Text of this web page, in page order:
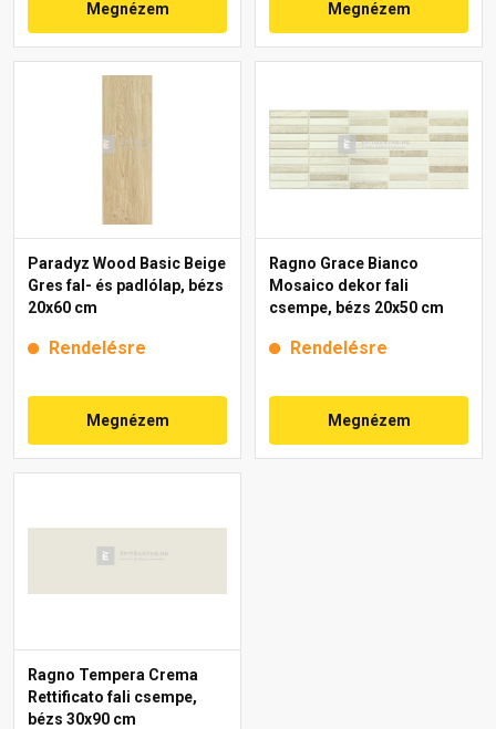
Megnézem Megnézem
Paradyz Wood Basic Beige
Gres fal- és padlólap, bézs
20x60 cm
Rendelésre
Megnézem
Ragno Grace Bianco
Mosaico dekor fali
csempe, bézs 20x50 cm
Rendelésre
Megnézem
Ragno Tempera Crema
Rettificato fali csempe,
bézs 30x90 cm